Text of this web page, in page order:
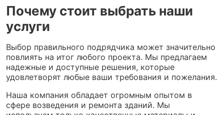
Почему стоит выбрать наши
услуги
Выбор правильного подрядчика может значительно
повлиять на итог любого проекта. Мы предлагаем
надежные и доступные решения, которые
удовлетворят любые ваши требования и пожелания.
Наша компания обладает огромным опытом в
сфере возведения и ремонта зданий. Мы